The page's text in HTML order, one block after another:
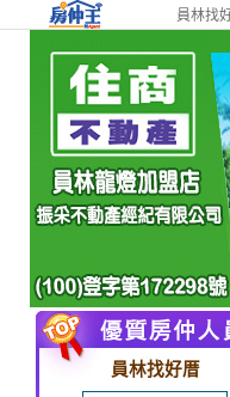
員林找
員林找好厝